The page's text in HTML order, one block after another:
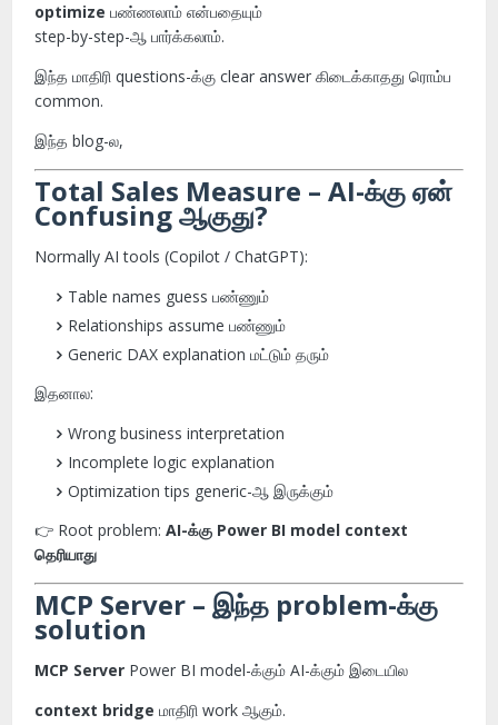
optimize பண்ணலாம் என்பதையும்
step-by-step-ஆ பார்க்கலாம்.
இந்த மாதிரி questions-க்கு clear answer கிடைக்காதது ரொம்ப
common.
இந்த blog-ல,
Total Sales Measure – AI-க்கு ஏன்
Confusing ஆகுது?
Normally AI tools (Copilot / ChatGPT):
Table names guess பண்ணும்
Relationships assume பண்ணும்
Generic DAX explanation மட்டும் தரும்
இதனால:
Wrong business interpretation
Incomplete logic explanation
Optimization tips generic-ஆ இருக்கும்
👉 Root problem: AI-க்கு Power BI model context
தெரியாது
MCP Server – இந்த problem-க்கு
solution
MCP Server Power BI model-க்கும் AI-க்கும் இடையில
context bridge மாதிரி work ஆகும்.